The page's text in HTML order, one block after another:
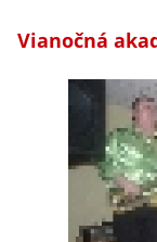
Vianočná